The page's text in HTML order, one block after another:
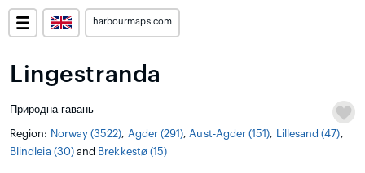
harbourmaps.com
Lingestranda
Природна гавань
Region: Norway (3522), Agder (291), Aust-Agder (151), Lillesand (47),
Blindleia (30)and Brekkestø (15)